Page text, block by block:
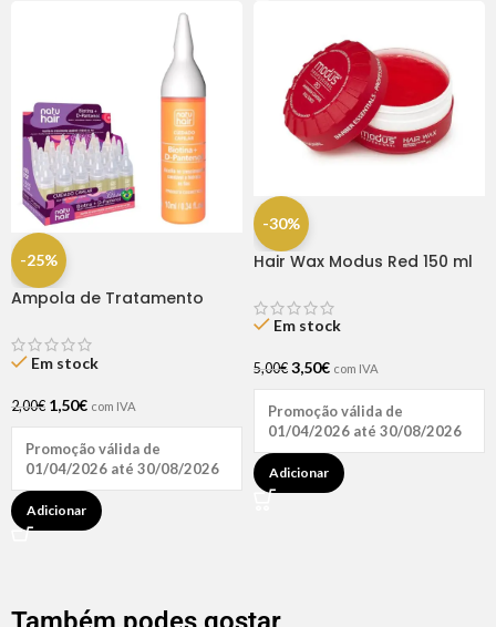
-25%
Ampola de Tratamento
Hair (1 UNIDADE)
Em stock
2,00€ 1,50€ com IVA
Promoção válida de
01/04/2026 até 30/08/2026
Adicionar
-30%
Hair Wax Modus Red 150 ml
Em stock
5,00€ 3,50€ com IVA
Promoção válida de
01/04/2026 até 30/08/2026
Adicionar